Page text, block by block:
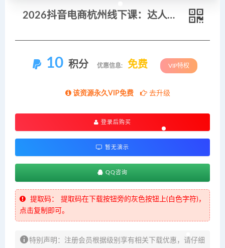
2026抖音电商杭州线下课：达人自营双布局，短视频直播商品卡全域流量增量落地教学
10 积分 优惠信息: 免费 VIP特权
该资源永久VIP免费 去升级
登录后购买
暂无演示
QQ咨询
提取码：
提取码在下载按钮旁的灰色按钮上(白色字符)，
点击复制即可。
特别声明：注册会员根据级别享有相关下载优惠，请仔细